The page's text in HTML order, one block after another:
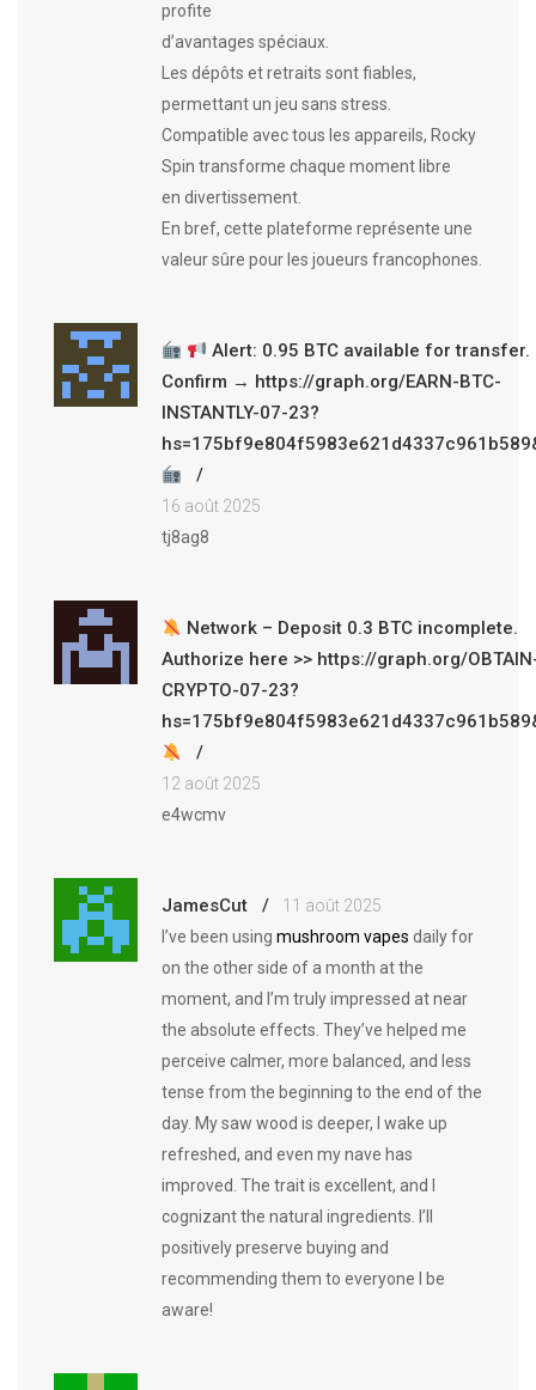
profite
d’avantages spéciaux.
Les dépôts et retraits sont fiables,
permettant un jeu sans stress.
Compatible avec tous les appareils, Rocky
Spin transforme chaque moment libre
en divertissement.
En bref, cette plateforme représente une
valeur sûre pour les joueurs francophones.
Alert: 0.95 BTC available for transfer.
Confirm → https://graph.org/EARN-BTC-
INSTANTLY-07-23?
16 août 2025
tj8ag8
Network – Deposit 0.3 BTC incomplete.
Authorize here >> https://graph.org/
CRYPTO-07-23?
12 août 2025
e4wcmv
JamesCut
11 août 2025
I’ve been using mushroom vapes daily for
on the other side of a month at the
moment, and I’m truly impressed at near
the absolute effects. They’ve helped me
perceive calmer, more balanced, and less
tense from the beginning to the end of the
day. My saw wood is deeper, I wake up
refreshed, and even my nave has
improved. The trait is excellent, and I
cognizant the natural ingredients. I’ll
positively preserve buying and
recommending them to everyone I be
aware!